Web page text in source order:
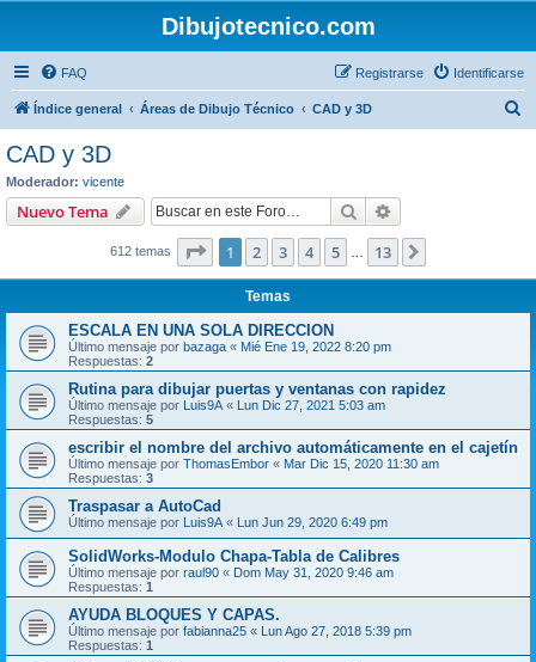
Dibujotecnico.com
FAQ Identificarse
Registrarse
Índice general Áreas de Dibujo Técnico CAD y 3D
CAD y 3D
Moderador: vicente
Nuevo Tema Buscar
612 temas Página de 13
1 2 3 4 5 13
Temas
ESCALA EN UNA SOLA DIRECCION
Último mensaje por bazaga « Mié Ene 19, 2022 8:20 pm
Respuestas: 2
Rutina para dibujar puertas y ventanas con rapidez
Último mensaje por Luis9A « Lun Dic 27, 2021 5:03 am
Respuestas: 5
escribir el nombre del archivo automáticamente en el cajetín
Último mensaje por ThomasEmbor « Mar Dic 15, 2020 11:30 am
Respuestas: 3
Traspasar a AutoCad
Último mensaje por Luis9A « Lun Jun 29, 2020 6:49 pm
SolidWorks-Modulo Chapa-Tabla de Calibres
Último mensaje por raul90 « Dom May 31, 2020 9:46 am
Respuestas: 1
AYUDA BLOQUES Y CAPAS.
Último mensaje por fabianna25 « Lun Ago 27, 2018 5:39 pm
Respuestas: 1